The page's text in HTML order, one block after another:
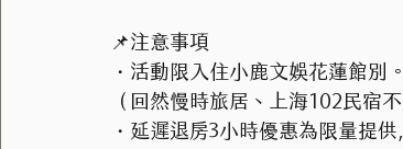
📌注意事項
・活動限入住小鹿文娛花蓮館別。
（回然慢時旅居、上海102民宿
・延遲退房3小時優惠為限量提